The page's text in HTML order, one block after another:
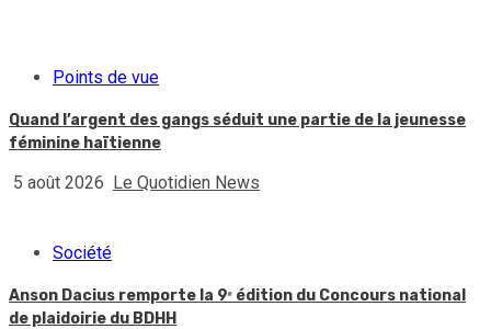
Points de vue
Quand l’argent des gangs séduit une partie de la jeunesse
féminine haïtienne
5 août 2026 Le Quotidien News
Société
Anson Dacius remporte la 9ᵉ édition du Concours national
de plaidoirie du BDHH